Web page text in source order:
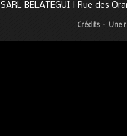
SARL BELATEGUI | Rue des
Crédits – Une